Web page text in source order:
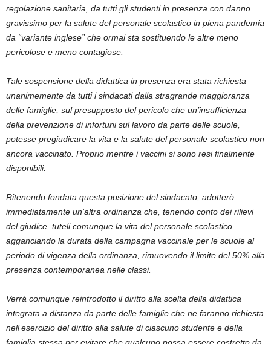
regolazione sanitaria, da tutti gli studenti in presenza con danno
gravissimo per la salute del personale scolastico in piena pandemia
da “variante inglese” che ormai sta sostituendo le altre meno
pericolose e meno contagiose.
Tale sospensione della didattica in presenza era stata richiesta
unanimemente da tutti i sindacati dalla stragrande maggioranza
delle famiglie, sul presupposto del pericolo che un’insufficienza
della prevenzione di infortuni sul lavoro da parte delle scuole,
potesse pregiudicare la vita e la salute del personale scolastico non
ancora vaccinato. Proprio mentre i vaccini si sono resi finalmente
disponibili.
Ritenendo fondata questa posizione del sindacato, adotterò
immediatamente un’altra ordinanza che, tenendo conto dei rilievi
del giudice, tuteli comunque la vita del personale scolastico
agganciando la durata della campagna vaccinale per le scuole al
periodo di vigenza della ordinanza, rimuovendo il limite del 50% alla
presenza contemporanea nelle classi.
Verrà comunque reintrodotto il diritto alla scelta della didattica
integrata a distanza da parte delle famiglie che ne faranno richiesta
nell’esercizio del diritto alla salute di ciascuno studente e della